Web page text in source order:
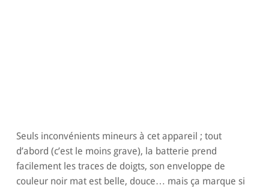
Seuls inconvénients mineurs à cet appareil ; tout
d’abord (c’est le moins grave), la batterie prend
facilement les traces de doigts, son enveloppe de
couleur noir mat est belle, douce… mais ça marque si